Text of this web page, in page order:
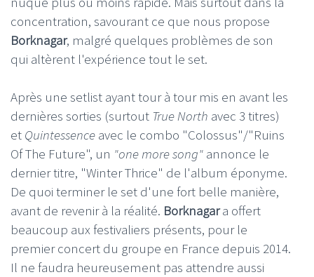
concentration, savourant ce que nous propose
Borknagar, malgré quelques problèmes de son
qui altèrent l'expérience tout le set.
Après une setlist ayant tour à tour mis en avant les
dernières sorties (surtout True North avec 3 titres)
et Quintessence avec le combo "Colossus"/"Ruins
Of The Future", un "one more song" annonce le
dernier titre, "Winter Thrice" de l'album éponyme.
De quoi terminer le set d'une fort belle manière,
avant de revenir à la réalité. Borknagara offert
beaucoup aux festivaliers présents, pour le
premier concert du groupe en France depuis 2014.
Il ne faudra heureusement pas attendre aussi